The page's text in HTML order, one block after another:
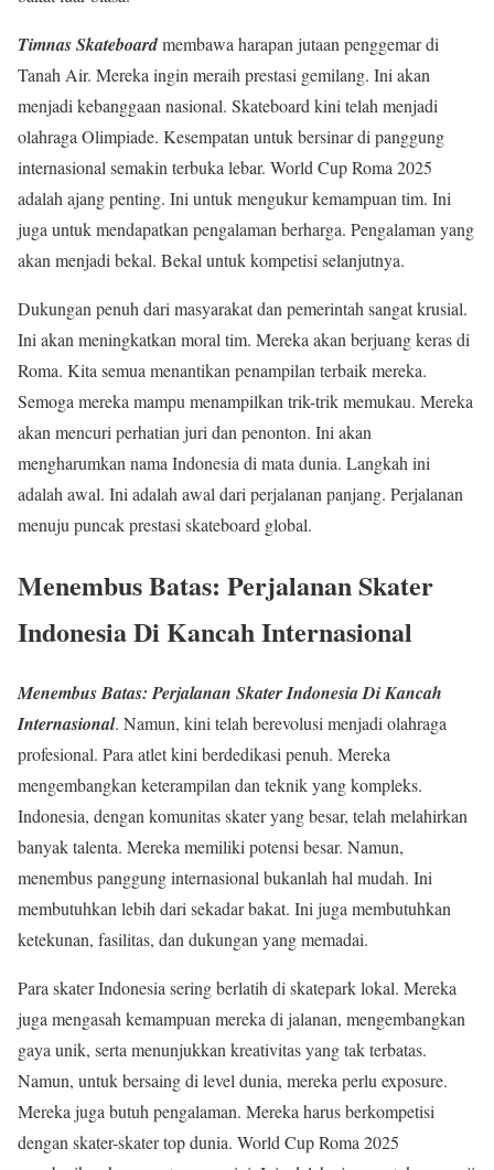
Timnas Skateboardmembawa harapan jutaan penggemar di
Tanah Air. Mereka ingin meraih prestasi gemilang. Ini akan
menjadi kebanggaan nasional. Skateboard kini telah menjadi
olahraga Olimpiade. Kesempatan untuk bersinar di panggung
internasional semakin terbuka lebar. World Cup Roma 2025
adalah ajang penting. Ini untuk mengukur kemampuan tim. Ini
juga untuk mendapatkan pengalaman berharga. Pengalaman yang
akan menjadi bekal. Bekal untuk kompetisi selanjutnya.
Dukungan penuh dari masyarakat dan pemerintah sangat krusial.
Ini akan meningkatkan moral tim. Mereka akan berjuang keras di
Roma. Kita semua menantikan penampilan terbaik mereka.
Semoga mereka mampu menampilkan trik-trik memukau. Mereka
akan mencuri perhatian juri dan penonton. Ini akan
mengharumkan nama Indonesia di mata dunia. Langkah ini
adalah awal. Ini adalah awal dari perjalanan panjang. Perjalanan
menuju puncak prestasi skateboard global.
Menembus Batas: Perjalanan Skater
Indonesia Di Kancah Internasional
Menembus Batas: Perjalanan Skater Indonesia Di Kancah
Internasional. Namun, kini telah berevolusi menjadi olahraga
profesional. Para atlet kini berdedikasi penuh. Mereka
mengembangkan keterampilan dan teknik yang kompleks.
Indonesia, dengan komunitas skater yang besar, telah melahirkan
banyak talenta. Mereka memiliki potensi besar. Namun,
menembus panggung internasional bukanlah hal mudah. Ini
membutuhkan lebih dari sekadar bakat. Ini juga membutuhkan
ketekunan, fasilitas, dan dukungan yang memadai.
Para skater Indonesia sering berlatih di skatepark lokal. Mereka
juga mengasah kemampuan mereka di jalanan, mengembangkan
gaya unik, serta menunjukkan kreativitas yang tak terbatas.
Namun, untuk bersaing di level dunia, mereka perlu exposure.
Mereka juga butuh pengalaman. Mereka harus berkompetisi
dengan skater-skater top dunia. World Cup Roma 2025